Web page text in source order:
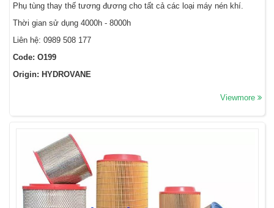
Phụ tùng thay thế tương đương cho tất cả các loại máy nén khí.
Thời gian sử dụng 4000h - 8000h
Liên hệ: 0989 508 177
Code: O199
Origin: HYDROVANE
Viewmore